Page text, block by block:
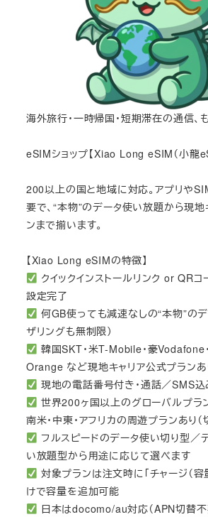
海外旅行・一時帰国・短期滞在の通信、
eSIMショップ【Xiao Long eSIM（小龍
200以上の国と地域に対応。アプリや
要で、“本物”のデータ使い放題から現地
ンまで揃います。
【Xiao Long eSIMの特徴】
クイックインストールリンク or QR
設定完了
何GB使っても減速なしの“本物”の
ザリングも無制限）
韓国SKT・米T-Mobile・豪Vodafone
Orange など現地キャリア公式プランあ
現地の電話番号付き・通話／SMS込
世界200ヶ国以上のグローバルプラン
南米・中東・アフリカの周遊プランあり（
フルスピードのデータ使い切り型／
い放題型から用途に応じて選べます
対象プランは注文時に「チャージ（容
けで容量を追加可能
日本はdocomo/au対応（APN切替不